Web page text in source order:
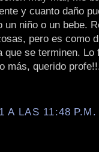
y cuanto daño
niño o un bebe.
pero es como
se terminen. Lo
más, querido
A LAS 11:48 P.M.